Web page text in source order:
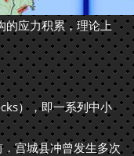
的应力积累，理论上
），即一系列中小
宫城县冲曾发生多次